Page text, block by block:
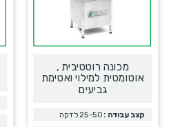
מכונה רוטטיבית ,
אוטומטית למילוי ואטימת
גביעים
קצב עבודה : 25-50 לדקה